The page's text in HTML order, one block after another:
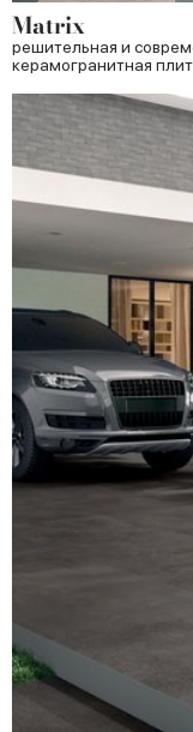
of their services.
Matrix
решительная и
керамогранитная